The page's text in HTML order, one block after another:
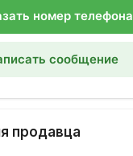
номер телефона
сообщение
продавца